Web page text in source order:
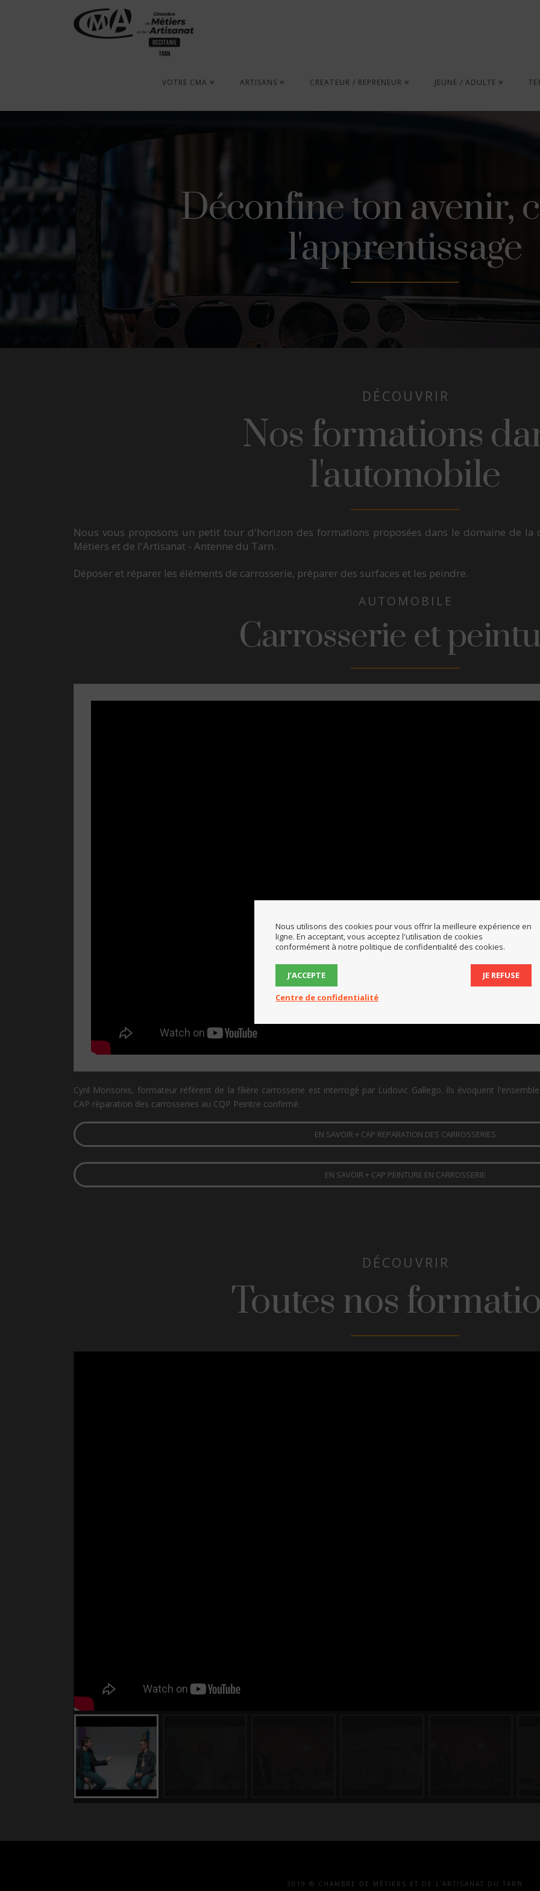
VOTRE CMA ARTISANS CREATEUR / REPRENEUR JEUNE / ADULTE
Déconfine ton avenir,
l'apprentissage
DÉCOUVRIR
Nos formations
l'automobile
Nous vous proposons un petit tour d'horizon des formations proposées dans le domaine de la
Métiers et de l'Artisanat - Antenne du Tarn.
Déposer et réparer les éléments de carrosserie, préparer des surfaces et les peindre.
AUTOMOBILE
Carrosserie et
Cyril Monsonis, formateur référent de la filière carrosserie est interrogé par Ludovic Gallego. Ils évoquent
CAP réparation des carrosseries au CQP Peintre confirmé.
EN SAVOIR + CAP REPARATION DES CARROSSERIES
EN SAVOIR + CAP PEINTURE EN CARROSSERIE
DÉCOUVRIR
Toutes nos
2019 © CHAMBRE DE MÉTIERS ET DE L'ARTISANAT DU TARN
Nous utilisons des cookies pour vous offrir la meilleure expérience en
ligne. En acceptant, vous acceptez l'utilisation de cookies
conformément à notre politique de confidentialité des cookies.
J’ACCEPTE JE REFUSE
Centre de confidentialité